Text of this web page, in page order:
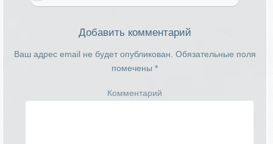
Добавить комментарий
Ваш адрес email не будет опубликован. Обязательные поля
помечены *
Комментарий